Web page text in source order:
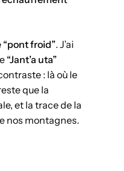
froid”. J’ai
“Jant’a uta”
: là où le
que la
et la trace de la
nos montagnes.